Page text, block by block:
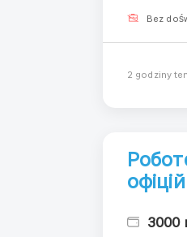
Bez
2 godziny
3000